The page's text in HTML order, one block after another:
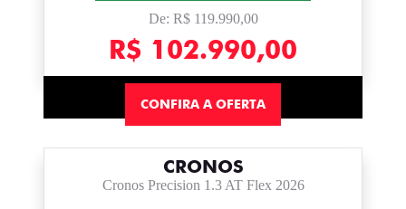
De: R$ 119.990,00
R$ 102.990,00
CONFIRA A OFERTA
CRONOS
Cronos Precision 1.3 AT Flex 2026